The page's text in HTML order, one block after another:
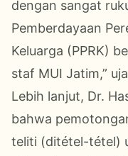
dengan sangat
Pemberdayaan
Keluarga (PPRK)
staf MUI Jatim,”
Lebih lanjut, Dr.
bahwa
teliti (ditétel-tétel)